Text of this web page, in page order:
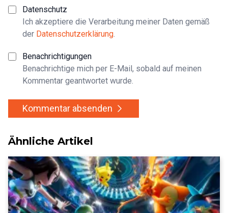
Datenschutz
Ich akzeptiere die Verarbeitung meiner Daten gemäß
der Datenschutzerklärung.
Benachrichtigungen
Benachrichtige mich per E-Mail, sobald auf meinen
Kommentar geantwortet wurde.
Kommentar absenden
Ähnliche Artikel